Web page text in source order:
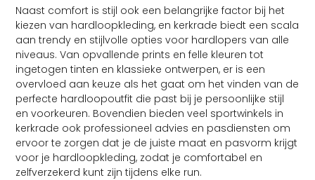
Naast comfort is stijl ook een belangrijke factor bij het
kiezen van hardloopkleding, en kerkrade biedt een scala
aan trendy en stijlvolle opties voor hardlopers van alle
niveaus. Van opvallende prints en felle kleuren tot
ingetogen tinten en klassieke ontwerpen, er is een
overvloed aan keuze als het gaat om het vinden van de
perfecte hardloopoutfit die past bij je persoonlijke stijl
en voorkeuren. Bovendien bieden veel sportwinkels in
kerkrade ook professioneel advies en pasdiensten om
ervoor te zorgen dat je de juiste maat en pasvorm krijgt
voor je hardloopkleding, zodat je comfortabel en
zelfverzekerd kunt zijn tijdens elke run.